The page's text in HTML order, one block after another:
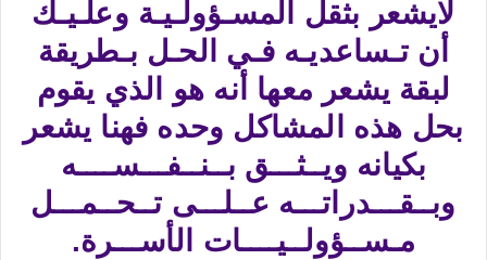
لايشعر بثقل المسـؤولـيـة وعلـيـك
أن تـساعديـه فـي الحـل بـطريقة
لبقة يشعر معها أنه هو الذي يقوم
بحل هذه المشاكل وحده فهنا يشعر
بكيانه ويــثـــق بــنــفـــســــه
وبــقـــدراتـــه عــلـــى تــحــمـــل
مـســؤولــيــــات الأســـرة.